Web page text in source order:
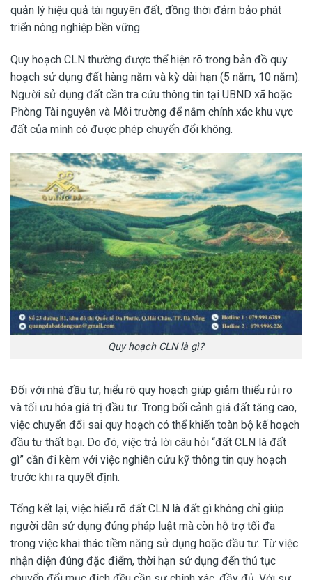
quản lý hiệu quả tài nguyên đất, đồng thời đảm bảo phát
triển nông nghiệp bền vững.
Quy hoạch CLN thường được thể hiện rõ trong bản đồ quy
hoạch sử dụng đất hàng năm và kỳ dài hạn (5 năm, 10 năm).
Người sử dụng đất cần tra cứu thông tin tại UBND xã hoặc
Phòng Tài nguyên và Môi trường để nắm chính xác khu vực
đất của mình có được phép chuyển đổi không.
Quy hoạch CLN là gì?
Đối với nhà đầu tư, hiểu rõ quy hoạch giúp giảm thiểu rủi ro
và tối ưu hóa giá trị đầu tư. Trong bối cảnh giá đất tăng cao,
việc chuyển đổi sai quy hoạch có thể khiến toàn bộ kế hoạch
đầu tư thất bại. Do đó, việc trả lời câu hỏi “đất CLN là đất
gì” cần đi kèm với việc nghiên cứu kỹ thông tin quy hoạch
trước khi ra quyết định.
Tổng kết lại, việc hiểu rõ đất CLN là đất gì không chỉ giúp
người dân sử dụng đúng pháp luật mà còn hỗ trợ tối đa
trong việc khai thác tiềm năng sử dụng hoặc đầu tư. Từ việc
nhận diện đúng đặc điểm, thời hạn sử dụng đến thủ tục